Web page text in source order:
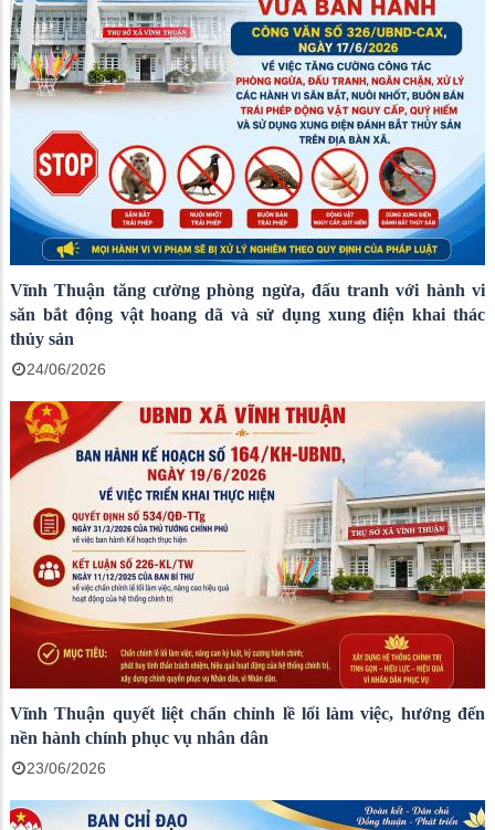
Vĩnh Thuận tăng cường phòng ngừa, đấu tranh với hành vi
săn bắt động vật hoang dã và sử dụng xung điện khai thác
thủy sản
24/06/2026
Vĩnh Thuận quyết liệt chấn chỉnh lề lối làm việc, hướng đến
nền hành chính phục vụ nhân dân
23/06/2026